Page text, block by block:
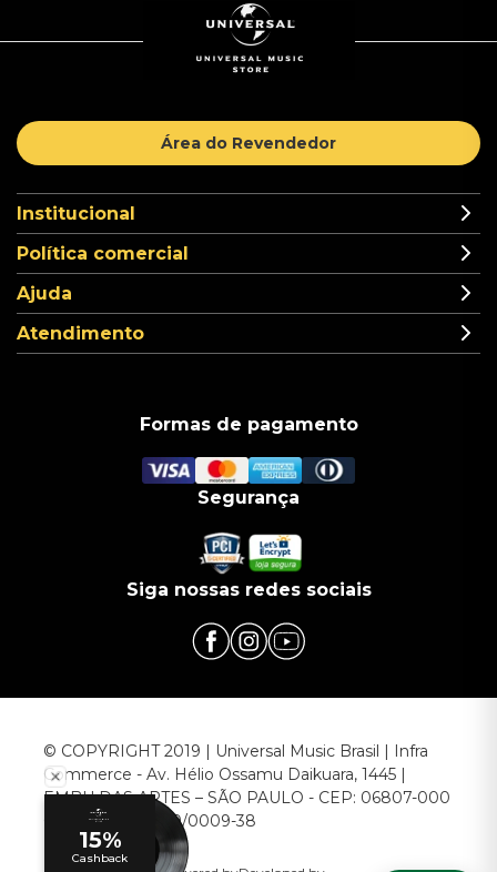
Área do Revendedor
Institucional
Política comercial
Ajuda
Atendimento
Formas de pagamento
Segurança
Siga nossas redes sociais
© COPYRIGHT 2019 | Universal Music Brasil | Infra
Commerce - Av. Hélio Ossamu Daikuara, 1445 |
EMBU DAS ARTES – SÃO PAULO - CEP: 06807-000
CNPJ: 00.952.789/0009-38